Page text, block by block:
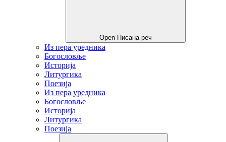
Open Писана реч
Из пера уредника
Богословље
Историја
Литургика
Поезија
Из пера уредника
Богословље
Историја
Литургика
Поезија